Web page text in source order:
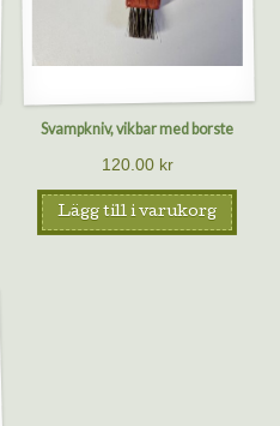
Svampkniv, vikbar med borste
120.00 kr
Lägg till i varukorg